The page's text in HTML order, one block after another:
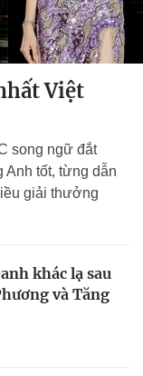
Việt
song ngữ đắt
Anh tốt, từng dẫn
giải thưởng
khác lạ sau
và Tăng